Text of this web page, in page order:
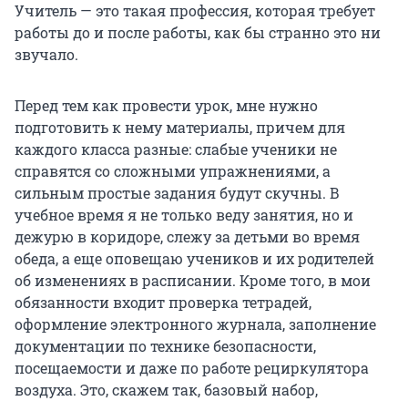
Учитель — это такая профессия, которая требует
работы до и после работы, как бы странно это ни
звучало.
Перед тем как провести урок, мне нужно
подготовить к нему материалы, причем для
каждого класса разные: слабые ученики не
справятся со сложными упражнениями, а
сильным простые задания будут скучны. В
учебное время я не только веду занятия, но и
дежурю в коридоре, слежу за детьми во время
обеда, а еще оповещаю учеников и их родителей
об изменениях в расписании. Кроме того, в мои
обязанности входит проверка тетрадей,
оформление электронного журнала, заполнение
документации по технике безопасности,
посещаемости и даже по работе рециркулятора
воздуха. Это, скажем так, базовый набор,